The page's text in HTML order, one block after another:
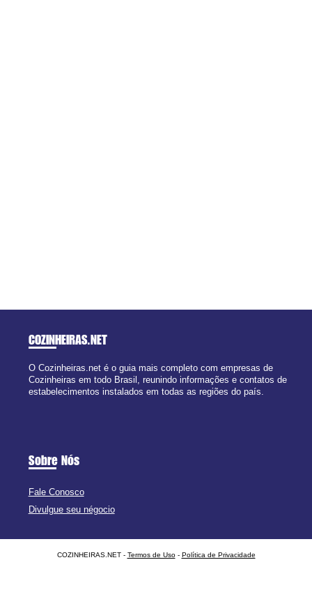
COZINHEIRAS.NET
O Cozinheiras.net é o guia mais completo com empresas de
Cozinheiras em todo Brasil, reunindo informações e contatos de
estabelecimentos instalados em todas as regiões do país.
Sobre Nós
Fale Conosco
Divulgue seu négocio
COZINHEIRAS.NET - Termos de Uso- Política de Privacidade